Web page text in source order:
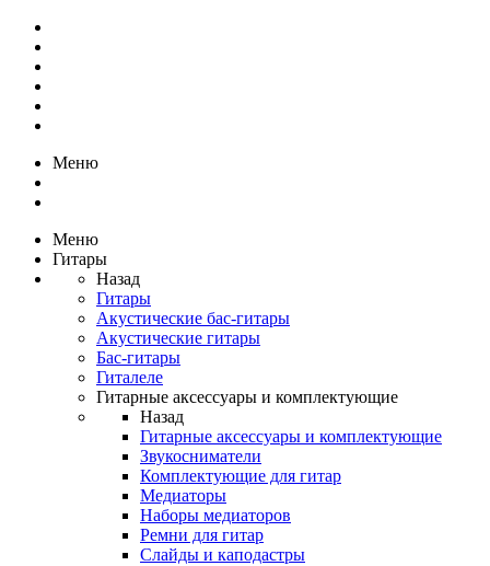
Меню
Меню
Гитары
Назад
Гитары
Акустические бас-гитары
Акустические гитары
Бас-гитары
Гиталеле
Гитарные аксессуары и комплектующие
Назад
Гитарные аксессуары и комплектующие
Звукосниматели
Комплектующие для гитар
Медиаторы
Наборы медиаторов
Ремни для гитар
Слайды и каподастры